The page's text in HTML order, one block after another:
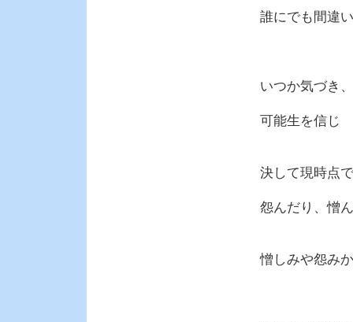
誰にでも間違
いつか気づき
可能生を信じ
決して現時点
怨んだり、憎
憎しみや怨み